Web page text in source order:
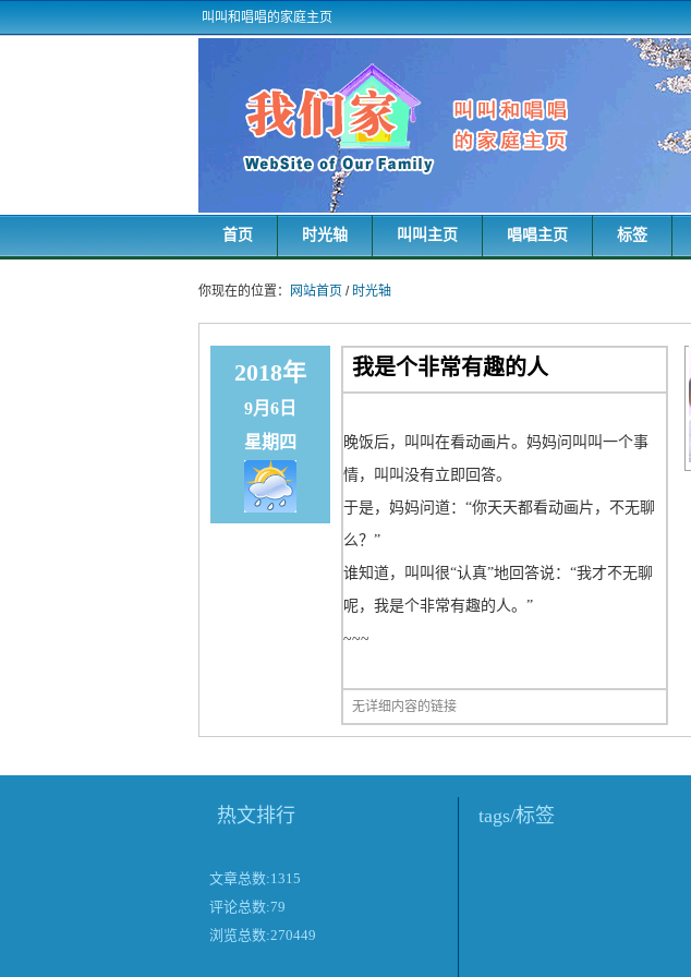
叫叫和唱唱的家庭主页
首页 时光轴 叫叫主页 唱唱主页 标签
你现在的位置： 网站首页 / 时光轴
2018年
9月6日
星期四
我是个非常有趣的人
晚饭后，叫叫在看动画片。妈妈问叫叫一个事
情，叫叫没有立即回答。
于是，妈妈问道：“你天天都看动画片，不无聊
么？”
谁知道，叫叫很“认真”地回答说：“我才不无聊
呢，我是个非常有趣的人。”
~~~
无详细内容的链接
热文排行
文章总数:1315
评论总数:79
浏览总数:270449
tags/标签